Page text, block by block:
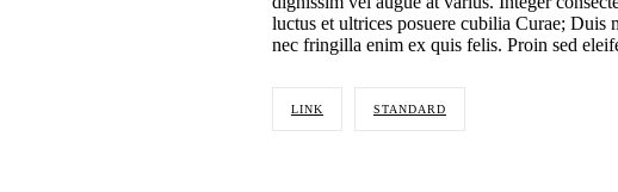
luctus et ultrices posuere cubilia Curae; Duis
nec fringilla enim ex quis felis. Proin sed
LINK STANDARD